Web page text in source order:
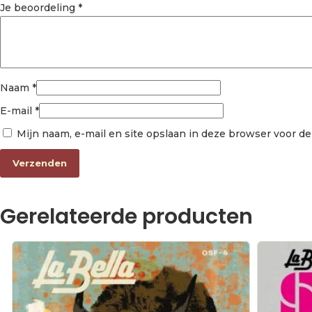
Je beoordeling *
Naam *
E-mail *
Mijn naam, e-mail en site opslaan in deze browser voor
Gerelateerde producten